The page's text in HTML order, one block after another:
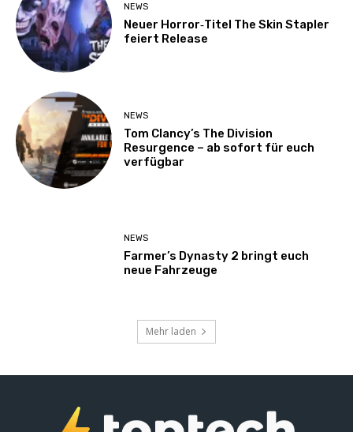
NEWS
Neuer Horror‑Titel The Skin Stapler
feiert Release
NEWS
Tom Clancy’s The Division
Resurgence – ab sofort für euch
verfügbar
NEWS
Farmer’s Dynasty 2 bringt euch
neue Fahrzeuge
Mehr laden